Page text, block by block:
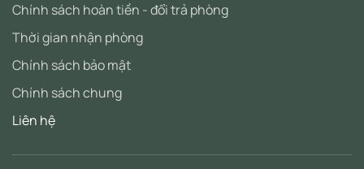
Chính sách hoàn tiền - đổi trả phòng
Thời gian nhận phòng
Chính sách bảo mật
Chính sách chung
Liên hệ